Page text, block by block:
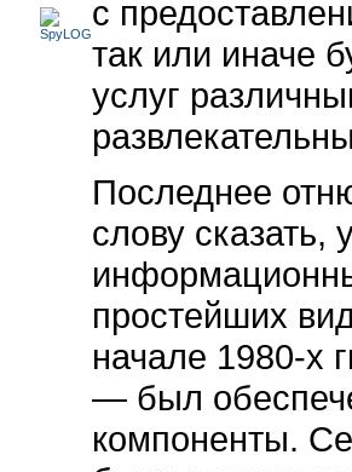
с
так или иначе
услуг
Последнее
слову сказать,
простейших
начале 1980-х
— был
компоненты.